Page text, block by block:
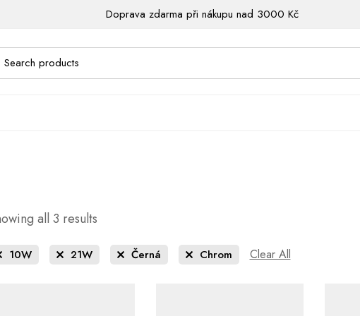
Doprava zdarma při nákupu nad 3000 Kč
all 3 results
10W 21W Černá Chrom Clear All